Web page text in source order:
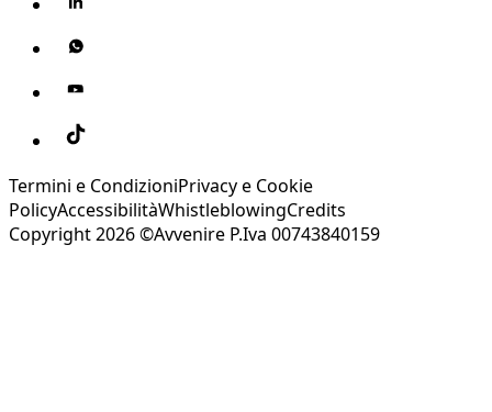
Termini e CondizioniPrivacy e Cookie
PolicyAccessibilitàWhistleblowingCredits
Copyright 2026 ©Avvenire P.Iva 00743840159